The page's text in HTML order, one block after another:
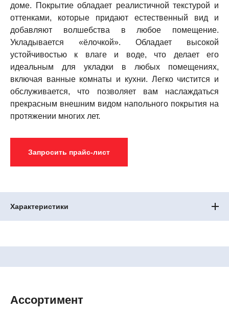
доме. Покрытие обладает реалистичной текстурой и
оттенками, которые придают естественный вид и
добавляют волшебства в любое помещение.
Укладывается «ёлочкой». Обладает высокой
устойчивостью к влаге и воде, что делает его
идеальным для укладки в любых помещениях,
включая ванные комнаты и кухни. Легко чистится и
обслуживается, что позволяет вам наслаждаться
прекрасным внешним видом напольного покрытия на
протяжении многих лет.
Запросить прайс-лист
Характеристики
Ассортимент